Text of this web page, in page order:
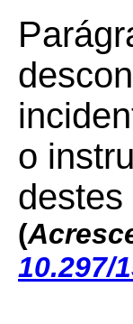
o
(
10.297/